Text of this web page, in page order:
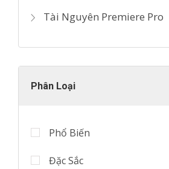
Tài Nguyên Premiere Pro
Phân Loại
Phổ Biến
Đặc Sắc